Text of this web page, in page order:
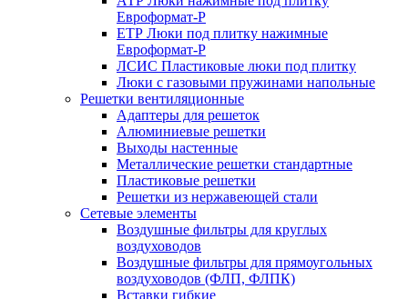
Евроформат-Р
ЕТР Люки под плитку нажимные
Евроформат-Р
ЛСИС Пластиковые люки под плитку
Люки с газовыми пружинами напольные
Решетки вентиляционные
Адаптеры для решеток
Алюминиевые решетки
Выходы настенные
Металлические решетки стандартные
Пластиковые решетки
Решетки из нержавеющей стали
Сетевые элементы
Воздушные фильтры для круглых
воздуховодов
Воздушные фильтры для прямоугольных
воздуховодов (ФЛП, ФЛПК)
Вставки гибкие